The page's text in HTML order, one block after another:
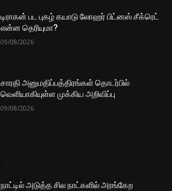
டிராகன் பட புகழ் கயாடு லோஹர் பிட்னஸ் சீக்ரெட்
என்ன தெரியுமா?
09/08/2026
சாரதி அனுமதிப்பத்திரங்கள் தொடர்பில்
வெளியாகியுள்ள முக்கிய அறிவிப்பு
09/08/2026
நாட்டில் அடுத்த சில நாட்களில் அரங்கேற